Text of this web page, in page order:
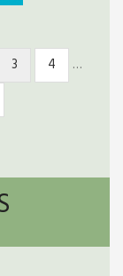
Page
courante
3 Page
4
…